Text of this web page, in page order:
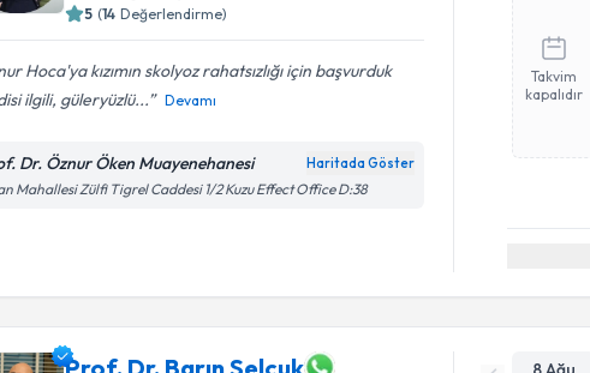
5 (14 Değerlendirme)
Hoca'ya kızımın skolyoz rahatsızlığı için başvurduk
ilgili, güleryüzlü...
Devamı
Dr. Öznur Öken Muayenehanesi Haritada Göster
Mahallesi Zülfi Tigrel Caddesi 1/2 Kuzu Effect Office D:38
Takvim
kapalıdır
Prof. Dr. Barın Selçuk